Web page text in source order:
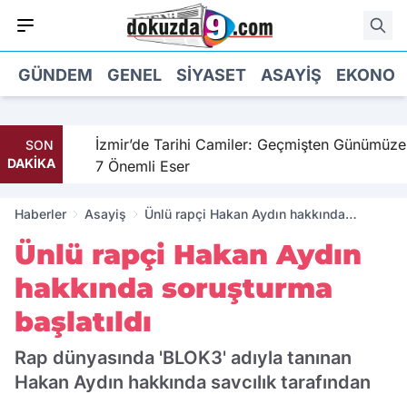
GÜNDEM GENEL SIYASET ASAYIŞ
SON
DAKİKA
İzmir’de Tarihi Camiler: Geçmişten Günümüze
7 Önemli Eser
Haberler Asayiş
Ünlü rapçi Hakan Aydın hakkında
Ünlü rapçi Hakan Aydın
hakkında soruşturma
başlatıldı
Rap dünyasında 'BLOK3' adıyla tanınan
Hakan Aydın hakkında savcılık tarafından